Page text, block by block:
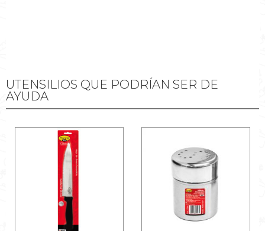
UTENSILIOS QUE PODRÍAN SER DE
AYUDA